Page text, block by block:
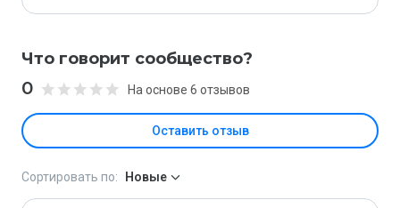
Что говорит сообщество?
0 На основе 6 отзывов
Оставить отзыв
Сортировать по: Новые